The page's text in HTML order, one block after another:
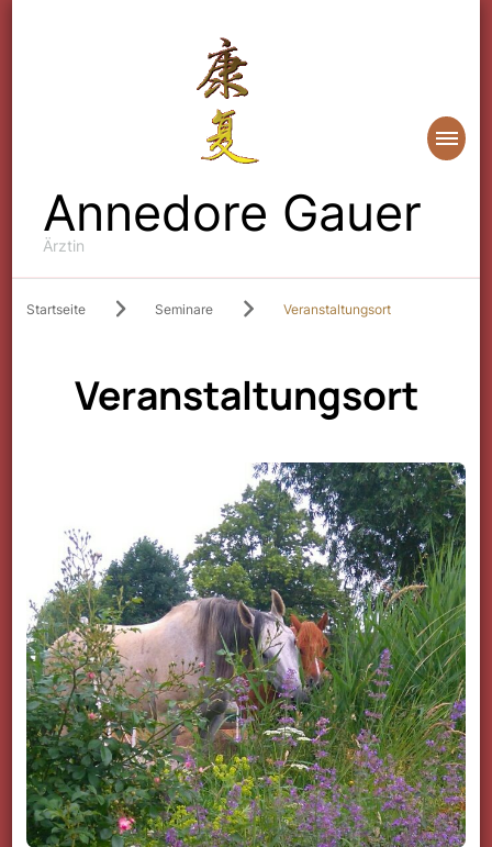
Annedore Gauer
Ärztin
Startseite Seminare Veranstaltungsort
Veranstaltungsort